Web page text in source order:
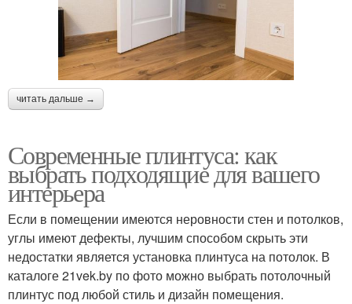
читать дальше →
Современные плинтуса: как
выбрать подходящие для вашего
интерьера
Если в помещении имеются неровности стен и потолков,
углы имеют дефекты, лучшим способом скрыть эти
недостатки является установка плинтуса на потолок. В
каталоге 21vek.by по фото можно выбрать потолочный
плинтус под любой стиль и дизайн помещения.